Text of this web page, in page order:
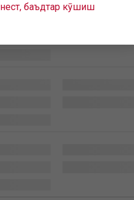
нест, баъдтар кӯшиш